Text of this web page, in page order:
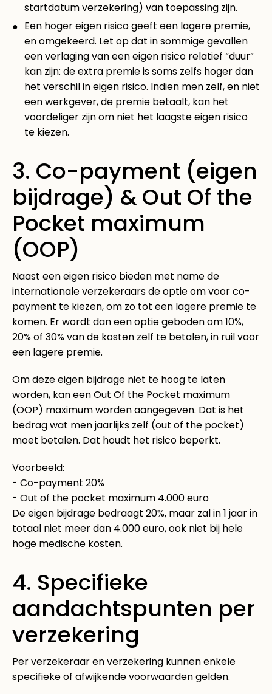
startdatum verzekering) van toepassing zijn.
Een hoger eigen risico geeft een lagere premie,
en omgekeerd. Let op dat in sommige gevallen
een verlaging van een eigen risico relatief “duur”
kan zijn: de extra premie is soms zelfs hoger dan
het verschil in eigen risico. Indien men zelf, en niet
een werkgever, de premie betaalt, kan het
voordeliger zijn om niet het laagste eigen risico
te kiezen.
3. Co-payment (eigen
bijdrage) & Out Of the
Pocket maximum
(OOP)
Naast een eigen risico bieden met name de
internationale verzekeraars de optie om voor co-
payment te kiezen, om zo tot een lagere premie te
komen. Er wordt dan een optie geboden om 10%,
20% of 30% van de kosten zelf te betalen, in ruil voor
een lagere premie.
Om deze eigen bijdrage niet te hoog te laten
worden, kan een Out Of the Pocket maximum
(OOP) maximum worden aangegeven. Dat is het
bedrag wat men jaarlijks zelf (out of the pocket)
moet betalen. Dat houdt het risico beperkt.
Voorbeeld:
- Co-payment 20%
- Out of the pocket maximum 4.000 euro
De eigen bijdrage bedraagt 20%, maar zal in 1 jaar in
totaal niet meer dan 4.000 euro, ook niet bij hele
hoge medische kosten.
4. Specifieke
aandachtspunten per
verzekering
Per verzekeraar en verzekering kunnen enkele
specifieke of afwijkende voorwaarden gelden.